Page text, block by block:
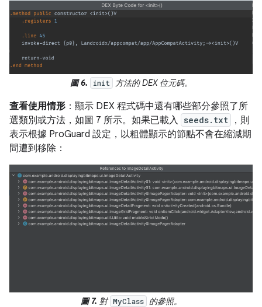
圖 6. init 方法的 DEX 位元碼。
查看使用情形 ：顯示 DEX 程式碼中還有哪些部分參照了所
選類別或方法，如圖 7 所示。如果已載入
seeds.txt
，則
表示根據 ProGuard 設定，以粗體顯示的節點不會在縮減期
間遭到移除：
圖 7. 對 MyClass 的參照。